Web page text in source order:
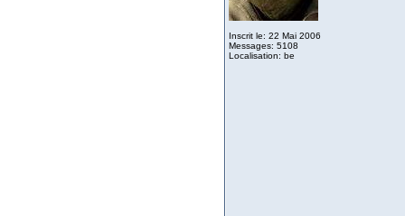
Inscrit le: 22 Mai 2006
Messages: 5108
Localisation: be